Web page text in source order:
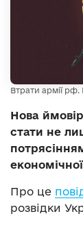
Втрати армії
Нова
стати не
Про це
розвідки